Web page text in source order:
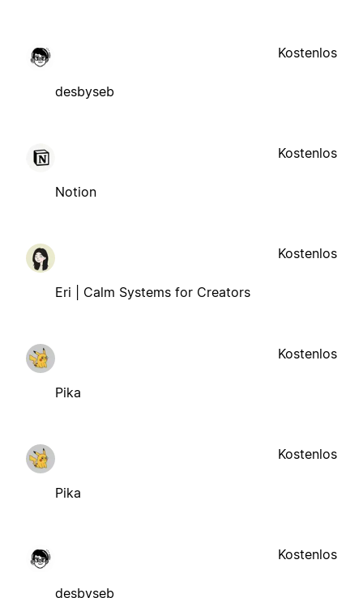
desbyseb
Kostenlos
Notion
Kostenlos
Eri | Calm Systems for Creators
Kostenlos
Pika
Kostenlos
Pika
Kostenlos
desbyseb
Kostenlos